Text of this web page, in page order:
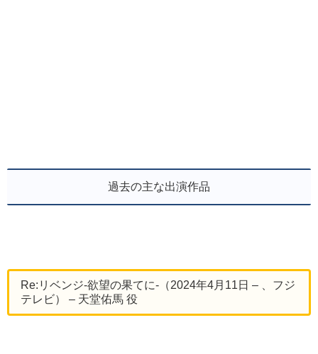
過去の主な出演作品
Re:リベンジ-欲望の果てに-（2024年4月11日 – 、フジ
テレビ） – 天堂佑馬 役